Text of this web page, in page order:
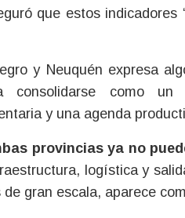
que estos
y Neuquén expresa
consolidarse como un
y una agenda
provincias ya no
logística y
gran escala, aparece